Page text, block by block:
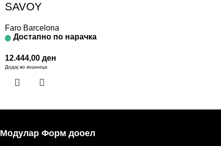
SAVOY
Faro Barcelona
Достапно по нарачка
12.444,00 ден
Додај во кошница
Модулар Форм дооел